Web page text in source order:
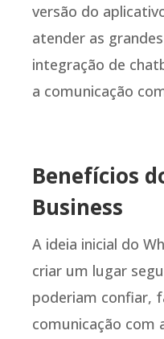
versão do
atender as
integração de
a comunicação
Benefícios
Business
A ideia inicial do
criar um lugar
poderiam confiar,
comunicação com